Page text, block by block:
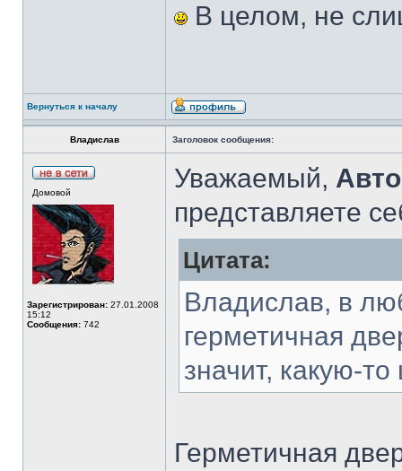
В целом, не
Вернуться к началу
Владислав Заголовок сообщения:
Домовой
Зарегистрирован: 27.01.2008
15:12
Сообщения: 742
Уважаемый,
представляете
Цитата:
Владислав, в
герметичная
значит, какую-
Герметичная